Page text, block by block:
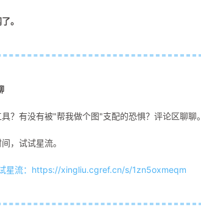
。
？有没有被"帮我做个图"支配的恐惧？评论区聊聊。
，试试星流。
星流：https://xingliu.cgref.cn/s/1zn5oxmeqm